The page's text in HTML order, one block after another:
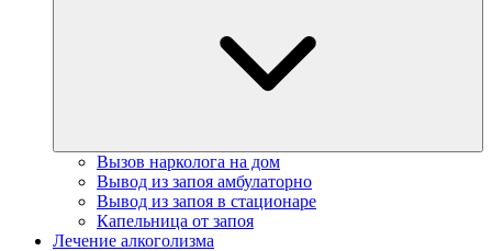
Вызов нарколога на дом
Вывод из запоя амбулаторно
Вывод из запоя в стационаре
Капельница от запоя
Лечение алкоголизма